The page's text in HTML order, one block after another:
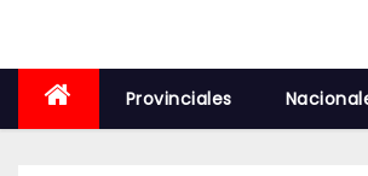
Provinciales